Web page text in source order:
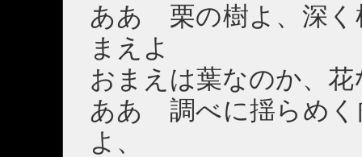
ああ 栗の樹よ、深く
まえよ
おまえは葉なのか、
ああ 調べに揺らめく
よ、